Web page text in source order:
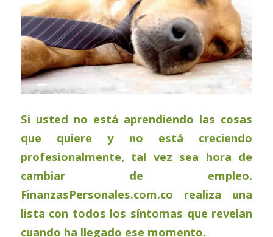
Si usted no está aprendiendo las cosas
que quiere y no está creciendo
profesionalmente, tal vez sea hora de
cambiar de empleo.
FinanzasPersonales.com.co realiza una
lista con todos los síntomas que revelan
cuando ha llegado ese momento.